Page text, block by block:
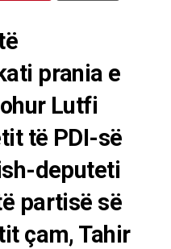
prania e
Lutfi
të PDI-së
deputeti
partisë së
çam, Tahir